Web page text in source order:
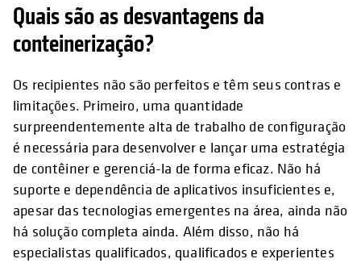
Quais são as desvantagens da
conteinerização?
Os recipientes não são perfeitos e têm seus contras e
limitações. Primeiro, uma quantidade
surpreendentemente alta de trabalho de configuração
é necessária para desenvolver e lançar uma estratégia
de contêiner e gerenciá-la de forma eficaz. Não há
suporte e dependência de aplicativos insuficientes e,
apesar das tecnologias emergentes na área, ainda não
há solução completa ainda. Além disso, não há
especialistas qualificados, qualificados e experientes